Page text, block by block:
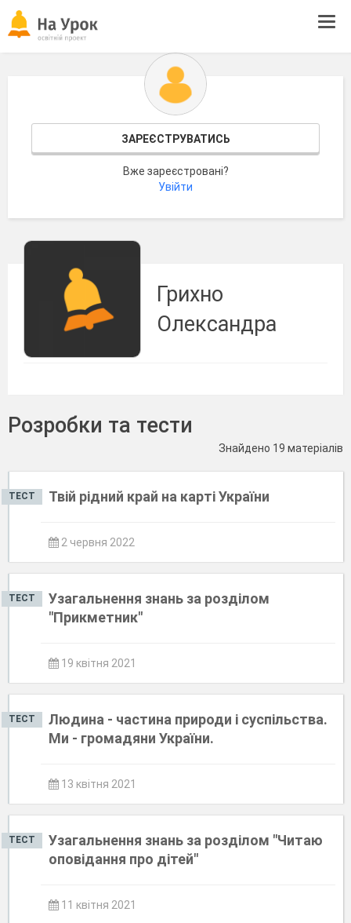
ЗАРЕЄСТРУВАТИСЬ
Вже зареєстровані?
Увійти
Грихно
Олександра
Розробки та тести
Знайдено 19 матеріалів
ТЕСТ Твій рідний край на карті України
2 червня 2022
ТЕСТ
Узагальнення знань за розділом
"Прикметник"
19 квітня 2021
ТЕСТ
Людина - частина природи і суспільства.
Ми - громадяни України.
13 квітня 2021
ТЕСТ
Узагальнення знань за розділом "Читаю
оповідання про дітей"
11 квітня 2021